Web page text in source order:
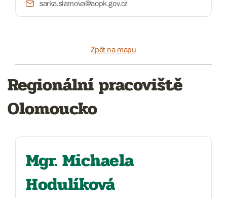
sarka.slamova@aopk.gov.cz
Zpět na mapu
Regionální pracoviště
Olomoucko
Mgr. Michaela
Hodulíková